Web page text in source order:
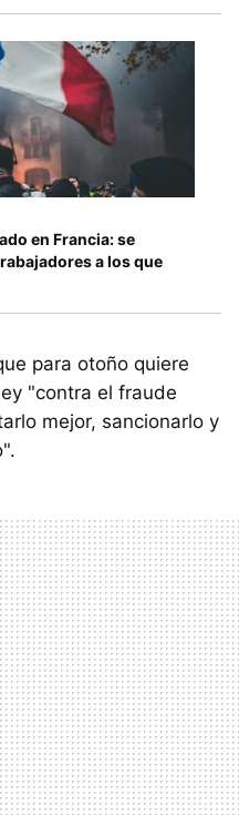
en Francia: se
a los que
para otoño quiere
"contra el fraude
mejor, sancionarlo y